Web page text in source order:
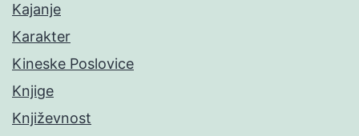
Kajanje
Karakter
Kineske Poslovice
Knjige
Književnost